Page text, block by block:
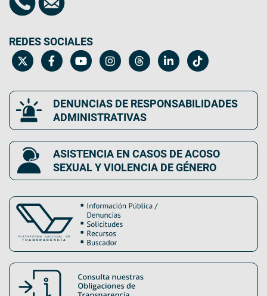
REDES SOCIALES
DENUNCIAS DE RESPONSABILIDADES
ADMINISTRATIVAS
ASISTENCIA EN CASOS DE ACOSO
SEXUAL Y VIOLENCIA DE GÉNERO